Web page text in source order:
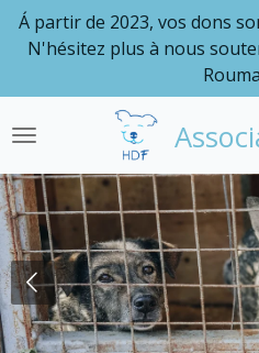
Passer
principal
Á partir de 2023, vos dons
N'hésitez plus à nous